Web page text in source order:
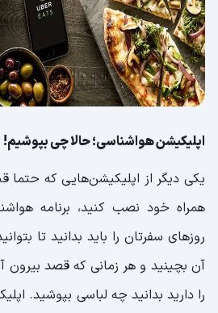
اپلیکیشن هواشناسی؛ حالا چی بپوشیم!
یکی دیگر از اپلیکیشن‌هایی که حتما
همراه خود نصب کنید، برنامه
روزهای سفرتان را باید بدانید تا
آن بچینید و هر زمانی که قصد